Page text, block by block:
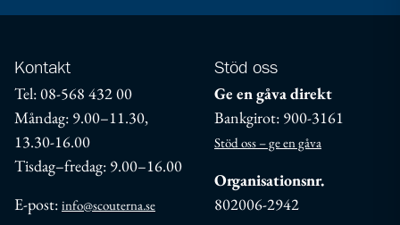
Kontakt
Tel: 08-568 432 00
Måndag: 9.00–11.30,
13.30-16.00
Tisdag–fredag: 9.00–16.00
E-post: info@scouterna.se
Stöd oss
Ge en gåva direkt
Bankgirot: 900-3161
Stöd oss – ge en gåva
Organisationsnr.
802006-2942